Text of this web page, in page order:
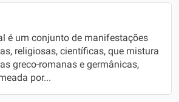
é um conjunto de manifestações
religiosas, científicas, que mistura
greco-romanas e germânicas,
por...